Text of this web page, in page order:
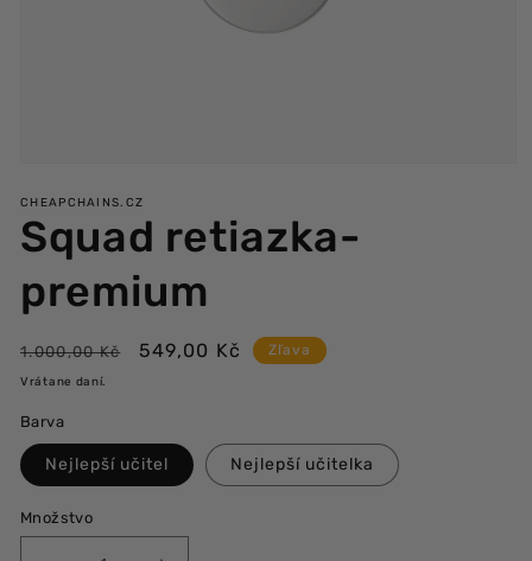
1
v
modálnom
CHEAPCHAINS.CZ
Squad retiazka-
premium
Bežná
cena
1.000,00 Kč
Výpredajová
549,00 Kč Zľava
Vrátane daní.
Barva
Nejlepší učitel Nejlepší učitelka
Množstvo